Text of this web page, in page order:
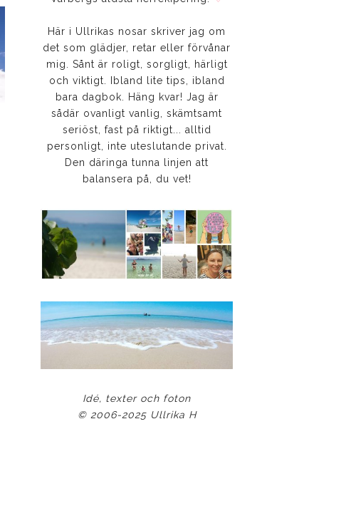
Här i Ullrikas nosar skriver jag om
det som glädjer, retar eller förvånar
mig. Sånt är roligt, sorgligt, härligt
och viktigt. Ibland lite tips, ibland
bara dagbok. Häng kvar! Jag är
sådär ovanligt vanlig, skämtsamt
seriöst, fast på riktigt... alltid
personligt, inte uteslutande privat.
Den däringa tunna linjen att
balansera på, du vet!
Idé, texter och foton
© 2006-2025 Ullrika H